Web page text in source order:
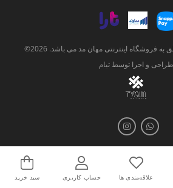
فروشگاه اینترنتی مهان مد می باشد. 2026©
طراحی و اجرا توسطتیام
علاقه‌مندی ها حساب کاربری سبد خرید